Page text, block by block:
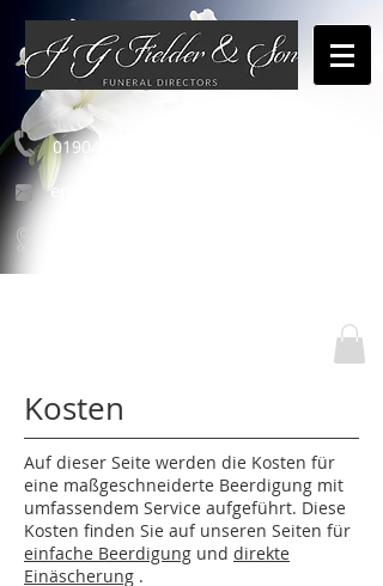
01904 654460
enquiries@jgfielderandson.co.uk
Kosten
Auf dieser Seite werden die Kosten für
eine maßgeschneiderte Beerdigung mit
umfassendem Service aufgeführt. Diese
Kosten finden Sie auf unseren Seiten für
einfache Beerdigung und direkte
Einäscherung .